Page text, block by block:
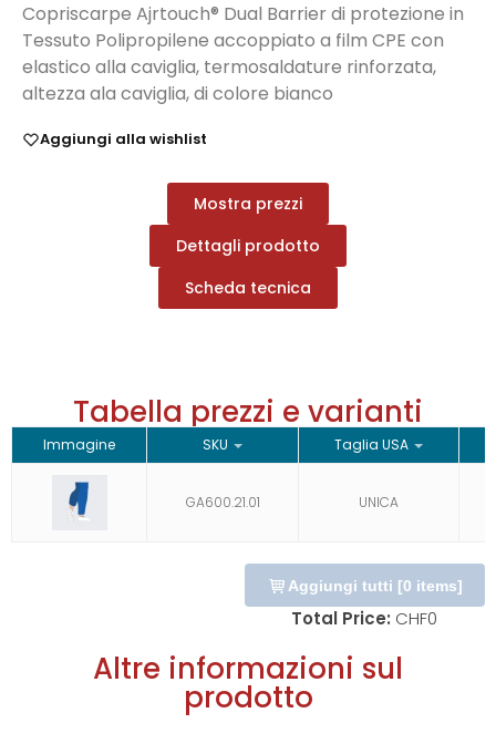
Copriscarpe Ajrtouch® Dual Barrier di protezione in
Tessuto Polipropilene accoppiato a film CPE con
elastico alla caviglia, termosaldature rinforzata,
altezza ala caviglia, di colore bianco
Aggiungi alla wishlist
Mostra prezzi
Dettagli prodotto
Scheda tecnica
Tabella prezzi e varianti
Immagine SKU Taglia USA
GA600.21.01 UNICA
Aggiungi tutti [0 items]
Total Price: CHF0
Altre informazioni sul
prodotto